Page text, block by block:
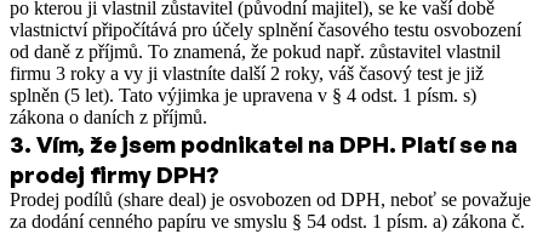
po kterou ji vlastnil zůstavitel (původní majitel), se ke vaší době
vlastnictví připočítává pro účely splnění časového testu osvobození
od daně z příjmů. To znamená, že pokud např. zůstavitel vlastnil
firmu 3 roky a vy ji vlastníte další 2 roky, váš časový test je již
splněn (5 let). Tato výjimka je upravena v § 4 odst. 1 písm. s)
zákona o daních z příjmů.
3. Vím, že jsem podnikatel na DPH. Platí se na
prodej firmy DPH?
Prodej podílů (share deal) je osvobozen od DPH, neboť se považuje
za dodání cenného papíru ve smyslu § 54 odst. 1 písm. a) zákona č.